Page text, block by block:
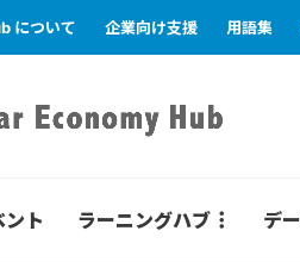
について 企業向け支援 用語集
ント ラーニングハブ デ